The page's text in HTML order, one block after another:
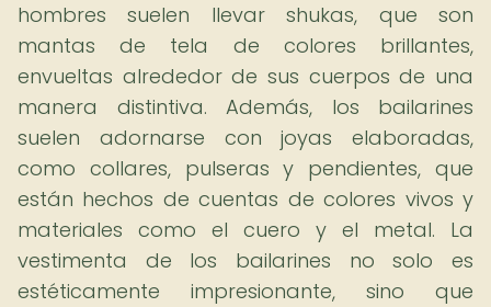
hombres suelen llevar shukas, que son
mantas de tela de colores brillantes,
envueltas alrededor de sus cuerpos de una
manera distintiva. Además, los bailarines
suelen adornarse con joyas elaboradas,
como collares, pulseras y pendientes, que
están hechos de cuentas de colores vivos y
materiales como el cuero y el metal. La
vestimenta de los bailarines no solo es
estéticamente impresionante, sino que